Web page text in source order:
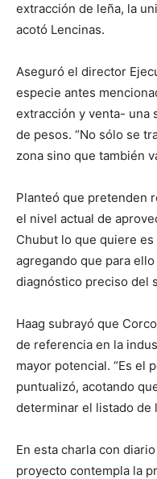
extracción de leña, la
acotó Lencinas.
Aseguró el director
especie antes
extracción y venta- una
de pesos. “No sólo se
zona sino que también
Planteó que pretenden
el nivel actual de
Chubut lo que quiere es
agregando que para
diagnóstico preciso del
Haag subrayó que
de referencia en la
mayor potencial. “Es el
puntualizó, acotando
determinar el listado de
En esta charla con
proyecto contempla la